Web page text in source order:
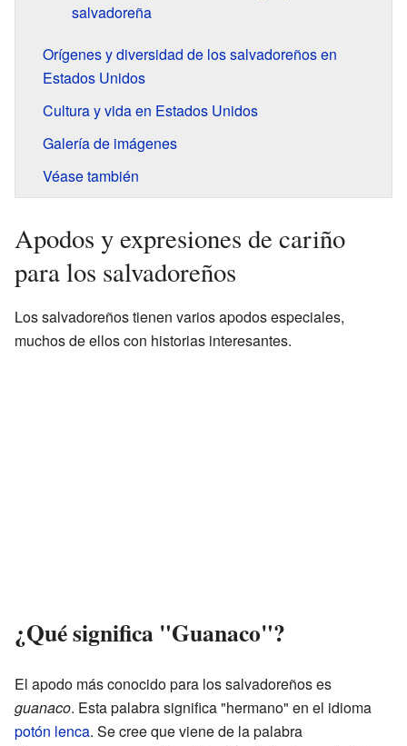
salvadoreña
Orígenes y diversidad de los salvadoreños en
Estados Unidos
Cultura y vida en Estados Unidos
Galería de imágenes
Véase también
Apodos y expresiones de cariño
para los salvadoreños
Los salvadoreños tienen varios apodos especiales,
muchos de ellos con historias interesantes.
¿Qué significa "Guanaco"?
El apodo más conocido para los salvadoreños es
guanaco. Esta palabra significa "hermano" en el idioma
potón lenca. Se cree que viene de la palabra